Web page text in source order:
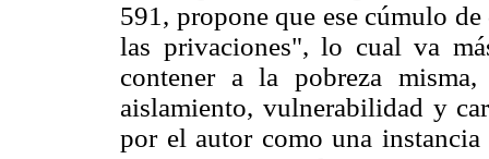
591, propone que ese cúmulo
las privaciones", lo cual va
contener a la pobreza
aislamiento, vulnerabilidad y
por el autor como una